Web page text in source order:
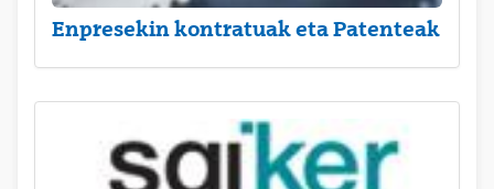
Enpresekin kontratuak eta Patenteak